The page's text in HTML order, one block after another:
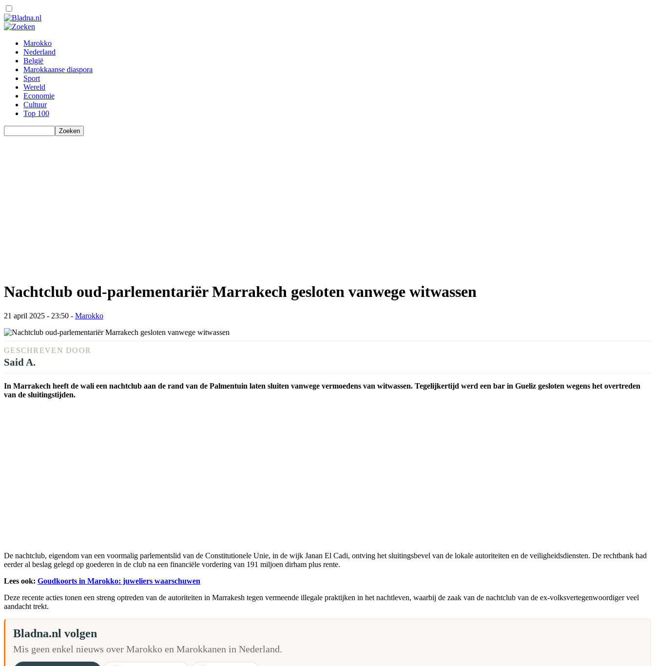
Marokko
Nederland
België
Marokkaanse diaspora
Sport
Wereld
Economie
Cultuur
Top 100
Nachtclub oud-parlementariër Marrakech gesloten vanwege witwassen
21 april 2025 - 23:50 - Marokko
GESCHREVEN DOOR
Said A.
In Marrakech heeft de wali een nachtclub aan de rand van de Palmentuin laten sluiten vanwege vermoedens van witwassen. Tegelijkertijd werd een bar in Gueliz gesloten wegens het overtreden
van de sluitingstijden.
De nachtclub, eigendom van een voormalig parlementslid van de Constitutionele Unie, in de wijk Janan El Cadi, ontving het sluitingsbevel van de lokale autoriteiten en de veiligheidsdiensten. De rechtbank had
eerder al beslag gelegd op goederen in de club na een financiële vordering van 191 miljoen dirham plus rente.
Lees ook: Goudkoorts in Marokko: juweliers waarschuwen
Deze recente acties tonen een streng optreden van de autoriteiten in Marrakesh tegen vermeende illegale praktijken in het nachtleven, waarbij de zaak van de nachtclub van de ex-volksvertegenwoordiger veel
aandacht trekt.
Bladna.nl volgen
Mis geen enkel nieuws over Marokko en Marokkanen in Nederland.